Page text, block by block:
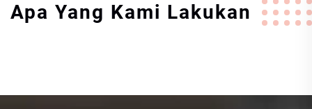
Apa Yang Kami Lakukan